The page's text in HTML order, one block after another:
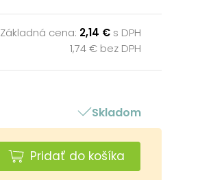
Základná cena: 2,14 € s DPH
1,74 € bez DPH
Skladom
Pridať do košíka